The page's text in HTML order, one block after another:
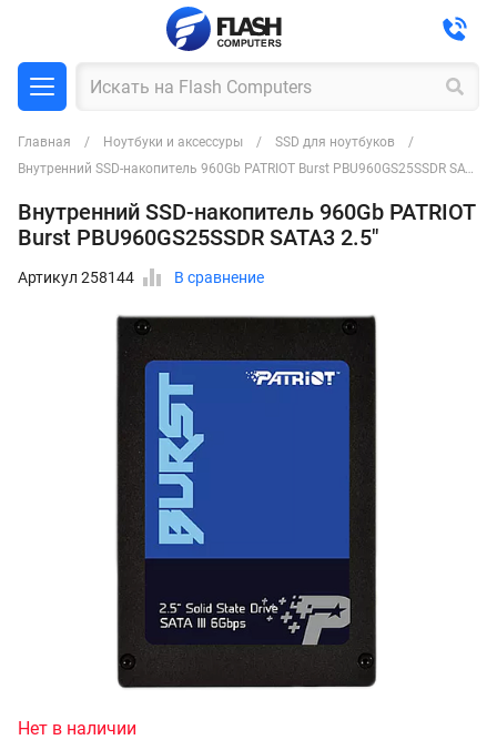
Главная Ноутбуки и аксессуры
SSD для ноутбуков
Внутренний SSD-накопитель 960Gb PATRIOT Burst PBU960GS25SSDR SATA3 2.5"
Внутренний SSD-накопитель 960Gb PATRIOT
Burst PBU960GS25SSDR SATA3 2.5"
Артикул 258144 В сравнение
Нет в наличии